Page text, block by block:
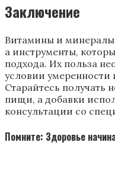
Заключение
Витамины и минералы
а инструменты,
подхода. Их польза
условии умеренности
Старайтесь получать
пищи, а добавки
консультации со
Помните: Здоровье